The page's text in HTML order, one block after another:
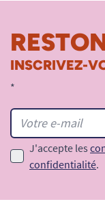
INSCRIVEZ-
*
J'accepte les
confidentialité.